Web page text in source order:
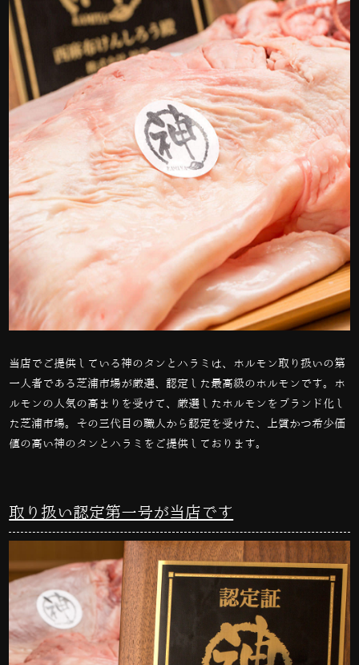
当店でご提供している神のタンとハラミは、ホルモン取り扱いの第
一人者である芝浦市場が厳選、認定した最高級のホルモンです。ホ
ルモンの人気の高まりを受けて、厳選したホルモンをブランド化し
た芝浦市場。その三代目の職人から認定を受けた、上質かつ希少価
値の高い神のタンとハラミをご提供しております。
取り扱い認定第一号が当店です